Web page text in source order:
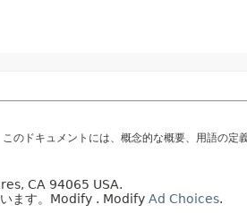
のドキュメントには、概念的な概要、用語の
CA 94065 USA.
ます。 Modify . Modify Ad Choices.